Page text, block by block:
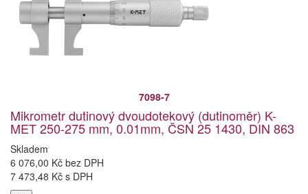
7098-7
Mikrometr dutinový dvoudotekový (dutinoměr) K-
MET 250-275 mm, 0.01mm, ČSN 25 1430, DIN 863
Skladem
6 076,00 Kč bez DPH
7 473,48 Kč s DPH